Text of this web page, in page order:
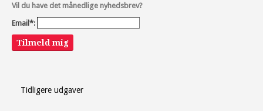
Vil du have det månedlige nyhedsbrev?
Email*:
Tilmeld mig
Tidligere udgaver